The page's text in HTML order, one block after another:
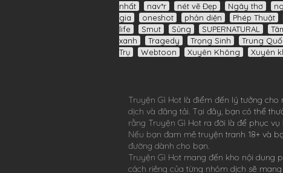
nhất
nav*r nét vẽ Đẹp Ngây thơ
gia
oneshot phản diện Phép Thuật
life
Smut Sủng SUPERNATURAL
xanh
Tragedy Trọng Sinh Trung
Trụ
Webtoon Xuyên Không Xuyên
Truyện Gì Hot là điểm đến lý tưởng cho
dịch và đăng tải. Tại đây, bạn có thể
rằng Truyện Gì Hot ra đời là để phục vụ
Nếu bạn đam mê truyện tranh 18+ và
đường dành cho bạn.
Truyện Gì Hot mang đến kho nội dung
cách riêng của từng nhóm dịch sẽ